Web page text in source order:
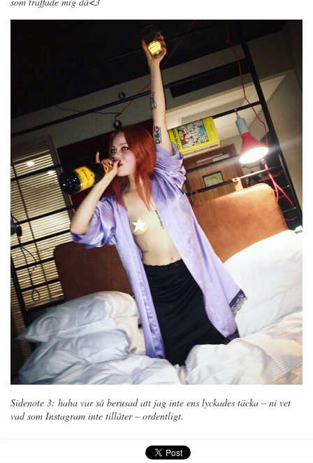
Sidenote 3: haha var så berusad att jag inte ens lyckades täcka – ni vet
vad som Instagram inte tillåter – ordentligt.